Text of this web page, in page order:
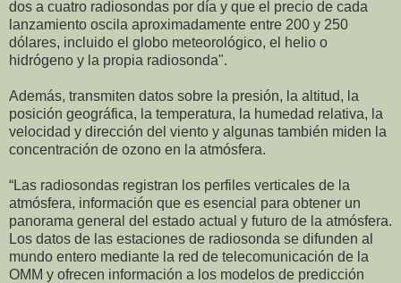
dos a cuatro radiosondas por día y que el precio de cada
lanzamiento oscila aproximadamente entre 200 y 250
dólares, incluido el globo meteorológico, el helio o
hidrógeno y la propia radiosonda".
Además, transmiten datos sobre la presión, la altitud, la
posición geográfica, la temperatura, la humedad relativa, la
velocidad y dirección del viento y algunas también miden la
concentración de ozono en la atmósfera.
“Las radiosondas registran los perfiles verticales de la
atmósfera, información que es esencial para obtener un
panorama general del estado actual y futuro de la atmósfera.
Los datos de las estaciones de radiosonda se difunden al
mundo entero mediante la red de telecomunicación de la
OMM y ofrecen información a los modelos de predicción